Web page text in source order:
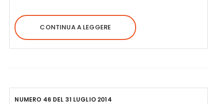
CONTINUA A LEGGERE
NUMERO 46 DEL 31 LUGLIO 2014